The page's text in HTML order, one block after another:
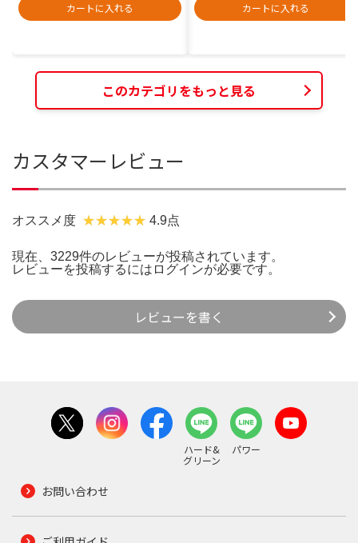
カートに入れる
カートに入れる
このカテゴリをもっと見る
カスタマーレビュー
オススメ度 4.9点
現在、3229件のレビューが投稿されています。
レビューを投稿するには ログインが必要です。
レビューを書く
ハード&
グリーン
パワー
お問い合わせ